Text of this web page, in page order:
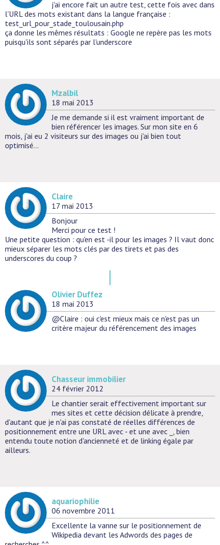
j'ai encore fait un autre test, cette fois avec dans
l'URL des mots existant dans la langue française :
test_url_pour_stade_toulousain.php
ça donne les mêmes résultats : Google ne repère pas les mots
puisqu'ils sont séparés par l'underscore
Mzalbil
18 mai 2013
Je me demande si il est vraiment important de
bien référencer les images. Sur mon site en 6
mois, j'ai eu 2 visiteurs sur des images ou j'ai bien tout
optimisé...
Claire
17 mai 2013
Bonjour
Merci pour ce test !
Une petite question : qu'en est -il pour les images ? Il vaut donc
mieux séparer les mots clés par des tirets et pas des
underscores du coup ?
Olivier Duffez
18 mai 2013
@Claire : oui c'est mieux mais ce n'est pas un
critère majeur du référencement des images
Chasseur immobilier
24 février 2012
Le chantier serait effectivement important sur
mes sites et cette décision délicate à prendre,
d'autant que je n'ai pas constaté de réelles différences de
positionnement entre une URL avec - et une avec _, bien
entendu toute notion d'ancienneté et de linking égale par
ailleurs.
aquariophilie
06 novembre 2011
Excellente la vanne sur le positionnement de
Wikipedia devant les Adwords des pages de